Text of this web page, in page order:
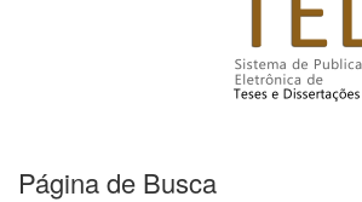
Página de Busca